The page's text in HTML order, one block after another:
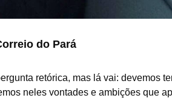
do Pará
retórica, mas lá vai: devemos
neles vontades e ambições que